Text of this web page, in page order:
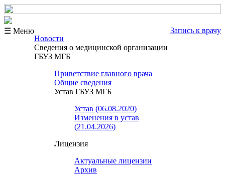
☰ Меню
Запись к врачу
Новости
Сведения о медицинской организации
ГБУЗ МГБ
Приветствие главного врача
Общие сведения
Устав ГБУЗ МГБ
Устав (06.08.2020)
Изменения в устав
(21.04.2026)
Лицензия
Актуальные лицензии
Архив